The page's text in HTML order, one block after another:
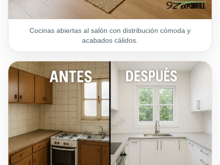
Cocinas abiertas al salón con distribución cómoda y
acabados cálidos.